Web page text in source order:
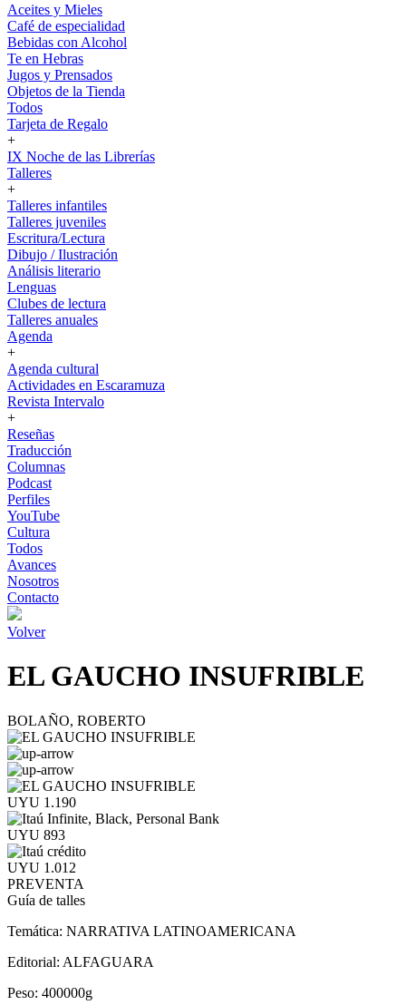
Aceites y Mieles
Café de especialidad
Bebidas con Alcohol
Te en Hebras
Jugos y Prensados
Objetos de la Tienda
Todos
Tarjeta de Regalo
+
IX Noche de las Librerías
Talleres
+
Talleres infantiles
Talleres juveniles
Escritura/Lectura
Dibujo / Ilustración
Análisis literario
Lenguas
Clubes de lectura
Talleres anuales
Agenda
+
Agenda cultural
Actividades en Escaramuza
Revista Intervalo
+
Reseñas
Traducción
Columnas
Podcast
Perfiles
YouTube
Cultura
Todos
Avances
Nosotros
Contacto
Volver
EL GAUCHO INSUFRIBLE
BOLAÑO, ROBERTO
UYU 1.190
UYU 893
UYU 1.012
PREVENTA
Guía de talles
Temática: NARRATIVA LATINOAMERICANA
Editorial: ALFAGUARA
Peso: 400000g